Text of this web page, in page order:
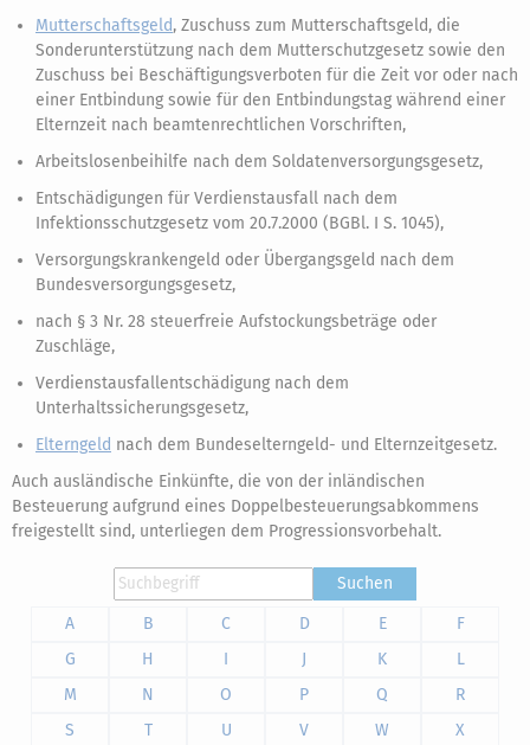
Mutterschaftsgeld, Zuschuss zum Mutterschaftsgeld, die
Sonderunterstützung nach dem Mutterschutzgesetz sowie den
Zuschuss bei Beschäftigungsverboten für die Zeit vor oder nach
einer Entbindung sowie für den Entbindungstag während einer
Elternzeit nach beamtenrechtlichen Vorschriften,
Arbeitslosenbeihilfe nach dem Soldatenversorgungsgesetz,
Entschädigungen für Verdienstausfall nach dem
Infektionsschutzgesetz vom 20.7.2000 (BGBl. I S. 1045),
Versorgungskrankengeld oder Übergangsgeld nach dem
Bundesversorgungsgesetz,
nach § 3 Nr. 28 steuerfreie Aufstockungsbeträge oder
Zuschläge,
Verdienstausfallentschädigung nach dem
Unterhaltssicherungsgesetz,
Elterngeld nach dem Bundeselterngeld- und Elternzeitgesetz.
Auch ausländische Einkünfte, die von der inländischen
Besteuerung aufgrund eines Doppelbesteuerungsabkommens
freigestellt sind, unterliegen dem Progressionsvorbehalt.
Suchen
A
B C D E
F
G
H I J K
L
M
N O P Q
R
S
T U V W
X